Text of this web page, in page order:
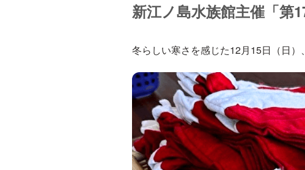
新江ノ島水族館主催「第
冬らしい寒さを感じた12月15日（日